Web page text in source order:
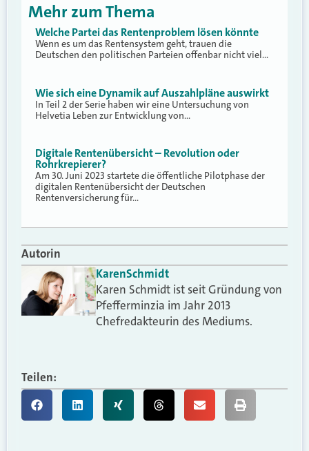
Mehr zum Thema
Welche Partei das Rentenproblem lösen könnte
Wenn es um das Rentensystem geht, trauen die
Deutschen den politischen Parteien offenbar nicht viel…
Wie sich eine Dynamik auf Auszahlpläne auswirkt
In Teil 2 der Serie haben wir eine Untersuchung von
Helvetia Leben zur Entwicklung von…
Digitale Rentenübersicht – Revolution oder
Rohrkrepierer?
Am 30. Juni 2023 startete die öffentliche Pilotphase der
digitalen Rentenübersicht der Deutschen
Rentenversicherung für…
Autorin
KarenSchmidt
Karen Schmidt ist seit Gründung von
Pfefferminzia im Jahr 2013
Chefredakteurin des Mediums.
Teilen: